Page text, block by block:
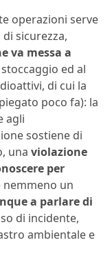
operazioni serve
sicurezza,
va messa a
ed al
di cui la
poco fa): la
agli
sostiene di
una violazione
per
nemmeno un
a parlare di
di incidente,
ambientale e